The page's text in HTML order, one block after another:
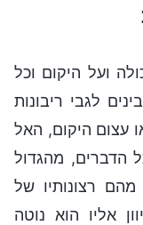
ועל היקום וכל
לגבי ריבונות
עצום היקום, האל
הדברים, מהגדול
רצונותיו של
אליו הוא נוטה